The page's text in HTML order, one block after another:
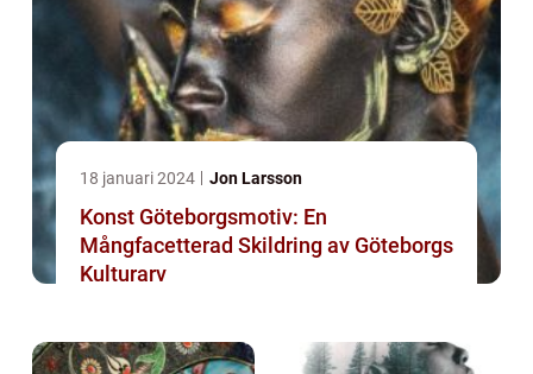
18 januari 2024 Jon Larsson
Konst Göteborgsmotiv: En
Mångfacetterad Skildring av Göteborgs
Kulturarv